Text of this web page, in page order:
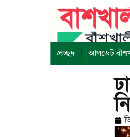
প্রচ্ছদ আপডেট